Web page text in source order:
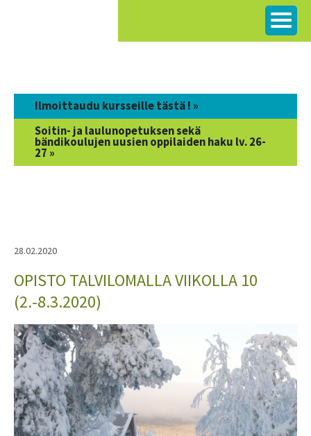
Ilmoittaudu kursseille tästä ! »
Soitin- ja laulunopetuksen sekä
bändikoulujen uusien oppilaiden haku lv. 26-
27 »
28.02.2020
OPISTO TALVILOMALLA VIIKOLLA 10
(2.-8.3.2020)